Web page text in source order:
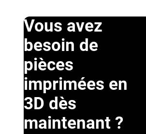
Vous avez
besoin de
pièces
imprimées en
3D dès
maintenant ?